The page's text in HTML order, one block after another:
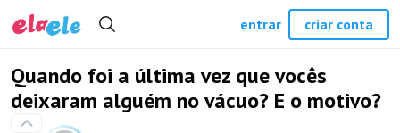
Quando foi a última vez que vocês
deixaram alguém no vácuo? E o motivo?
entrar criar conta